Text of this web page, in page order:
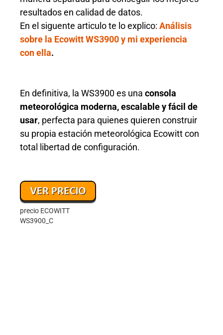
resultados en calidad de datos.
En el siguente articulo te lo explico: Análisis
sobre la Ecowitt WS3900 y mi experiencia
con ella.
En definitiva, la WS3900 es una consola
meteorológica moderna, escalable y fácil de
usar, perfecta para quienes quieren construir
su propia estación meteorológica Ecowitt con
total libertad de configuración.
precio ECOWITT
WS3900_C